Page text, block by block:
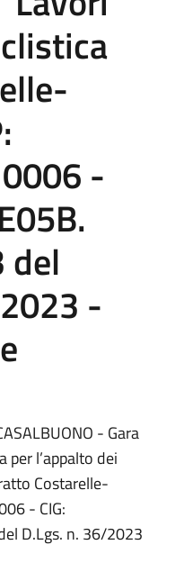
-
del
-
- Gara
per l’appalto dei
Costarelle-
- CIG:
D.Lgs. n. 36/2023